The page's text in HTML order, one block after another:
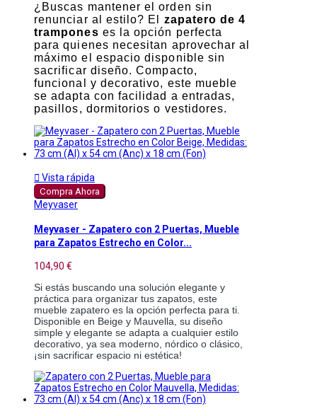
¿Buscas mantener el orden sin
renunciar al estilo? El zapatero de 4
trampones es la opción perfecta
para quienes necesitan aprovechar al
máximo el espacio disponible sin
sacrificar diseño. Compacto,
funcional y decorativo, este mueble
se adapta con facilidad a entradas,
pasillos, dormitorios o vestidores.
 Vista rápida
Compra Ahora
Meyvaser
Meyvaser - Zapatero con 2 Puertas, Mueble
para Zapatos Estrecho en Color...
104,90 €
Si estás buscando una solución elegante y
práctica para organizar tus zapatos, este
mueble zapatero es la opción perfecta para ti.
Disponible en Beige y Mauvella, su diseño
simple y elegante se adapta a cualquier estilo
decorativo, ya sea moderno, nórdico o clásico,
¡sin sacrificar espacio ni estética!